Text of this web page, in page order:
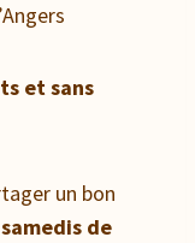
et sans
un bon
de